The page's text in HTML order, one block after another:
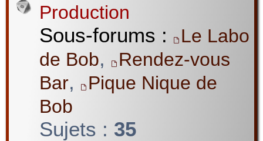
Production
Sous-forums :
Le Labo
de Bob,
Rendez-vous
Bar,
Pique Nique de
Bob
Sujets : 35